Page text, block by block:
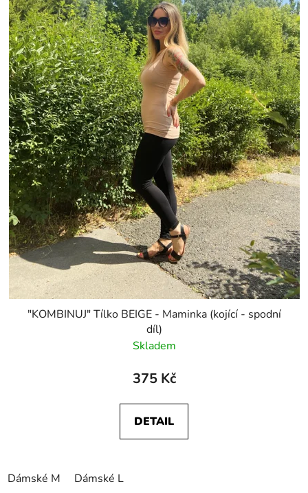
"KOMBINUJ" Tílko BEIGE - Maminka (kojící - spodní
díl)
Skladem
375 Kč
DETAIL
Dámské M Dámské L